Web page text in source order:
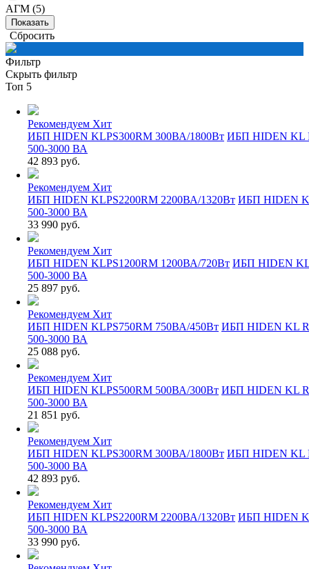
АГМ (5)
Сбросить
Фильтр
Скрыть фильтр
Топ 5
Рекомендуем Хит
ИБП HIDEN KLPS300RM 300ВА/1800Вт ИБП HIDEN KL
500-3000 ВА
42 893 руб.
Рекомендуем Хит
ИБП HIDEN KLPS2200RM 2200ВА/1320Вт ИБП HIDEN
500-3000 ВА
33 990 руб.
Рекомендуем Хит
ИБП HIDEN KLPS1200RM 1200ВА/720Вт ИБП HIDEN
500-3000 ВА
25 897 руб.
Рекомендуем Хит
ИБП HIDEN KLPS750RM 750ВА/450Вт ИБП HIDEN KL
500-3000 ВА
25 088 руб.
Рекомендуем Хит
ИБП HIDEN KLPS500RM 500ВА/300Вт ИБП HIDEN KL
500-3000 ВА
21 851 руб.
Рекомендуем Хит
ИБП HIDEN KLPS300RM 300ВА/1800Вт ИБП HIDEN KL
500-3000 ВА
42 893 руб.
Рекомендуем Хит
ИБП HIDEN KLPS2200RM 2200ВА/1320Вт ИБП HIDEN
500-3000 ВА
33 990 руб.